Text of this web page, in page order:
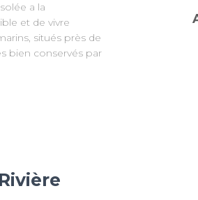
a la
et de vivre
situés près de
bien conservés par